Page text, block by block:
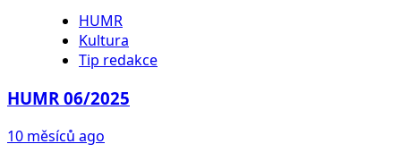
HUMR
Kultura
Tip redakce
HUMR 06/2025
10 měsíců ago